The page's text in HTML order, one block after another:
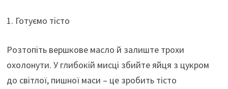
1. Готуємо тісто
Розтопіть вершкове масло й залиште трохи
охолонути. У глибокій мисці збийте яйця з цукром
до світлої, пишної маси – це зробить тісто